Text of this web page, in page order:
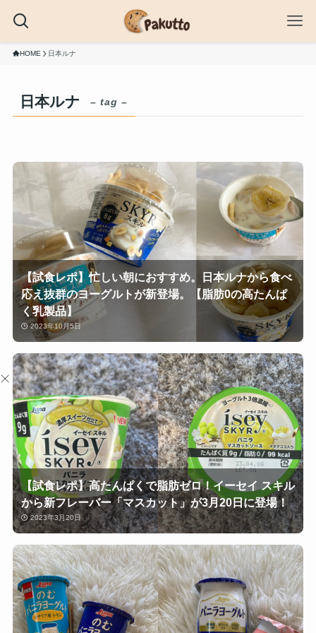
HOME 日本ルナ
日本ルナ – tag –
【試食レポ】忙しい朝におすすめ。日本ルナから食べ
応え抜群のヨーグルトが新登場。【脂肪0の高たんぱ
く乳製品】
2023年10月5日
【試食レポ】高たんぱくで脂肪ゼロ！イーセイ スキル
から新フレーバー「マスカット」が3月20日に登場！
2023年3月20日